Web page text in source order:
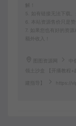
5. 如有链接无法下载
6. 本站资源售价只是
7. 如果您也有好的资
额外收入！
图图资源网 中
领土沙盒 【开播教程
https://